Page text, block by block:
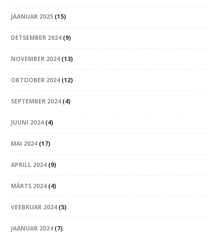
JAANUAR 2025 (15)
DETSEMBER 2024 (9)
NOVEMBER 2024 (13)
OKTOOBER 2024 (12)
SEPTEMBER 2024 (4)
JUUNI 2024 (4)
MAI 2024 (17)
APRILL 2024 (9)
MÄRTS 2024 (4)
VEEBRUAR 2024 (5)
JAANUAR 2024 (7)